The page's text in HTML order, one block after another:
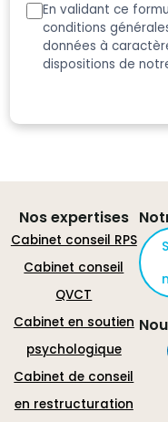
RGPD
En validant ce
conditions
données à
dispositions de
Nos expertises
Cabinet conseil RPS
Cabinet conseil
QVCT
Cabinet en soutien
psychologique
Cabinet de conseil
en restructuration